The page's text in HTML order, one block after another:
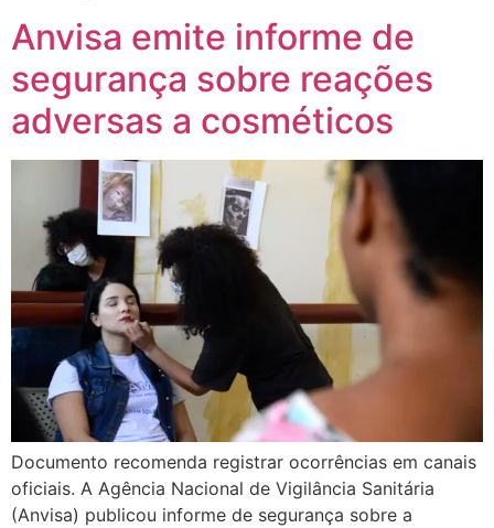
Anvisa emite informe de
segurança sobre reações
adversas a cosméticos
Documento recomenda registrar ocorrências em canais
oficiais. A Agência Nacional de Vigilância Sanitária
(Anvisa) publicou informe de segurança sobre a